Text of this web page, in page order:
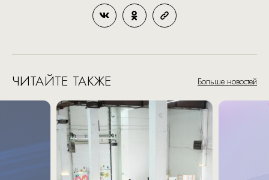
ЧИТАЙТЕ ТАКЖЕ Больше новостей